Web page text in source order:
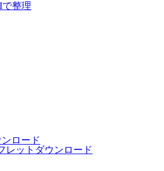
整理